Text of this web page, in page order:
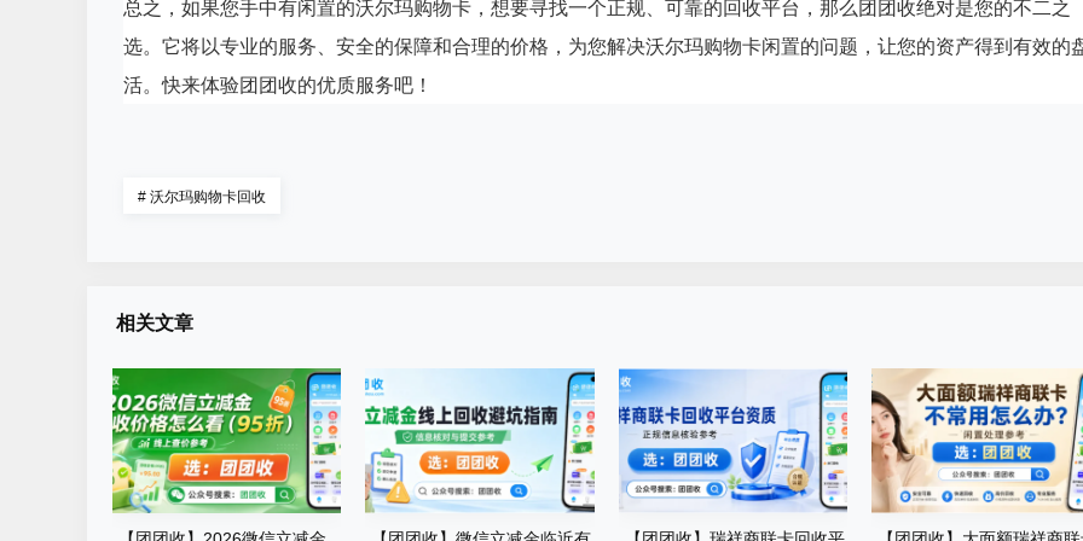
总之，如果您手中有闲置的沃尔玛购物卡，想要寻找一个正规、可靠的回收平台，那么团团收绝对是您的不二之
选。它将以专业的服务、安全的保障和合理的价格，为您解决沃尔玛购物卡闲置的问题，让您的资产得到有效的
活。快来体验团团收的优质服务吧！
# 沃尔玛购物卡回收
相关文章